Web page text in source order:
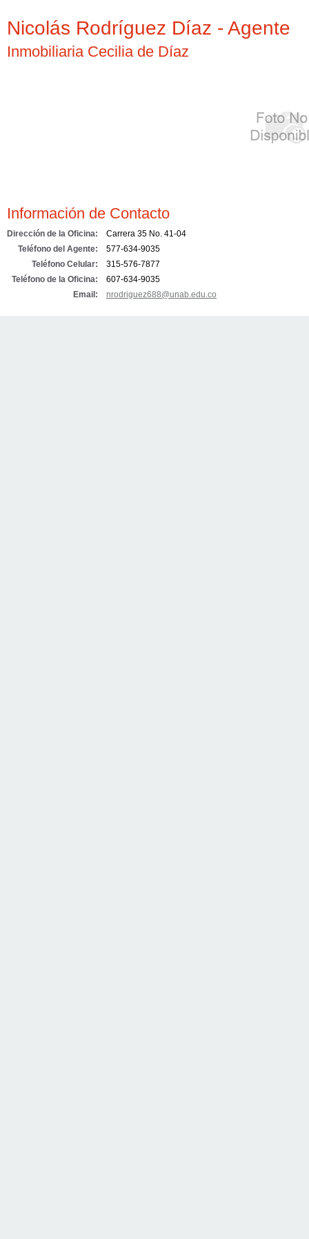
Nicolás Rodríguez Díaz - Agente
Inmobiliaria Cecilia de Díaz
Información de Contacto
Dirección de la Oficina:
Carrera 35 No. 41-04
Teléfono del Agente:
577-634-9035
Teléfono Celular:
315-576-7877
Teléfono de la Oficina:
607-634-9035
Email:
nrodriguez688@unab.edu.co